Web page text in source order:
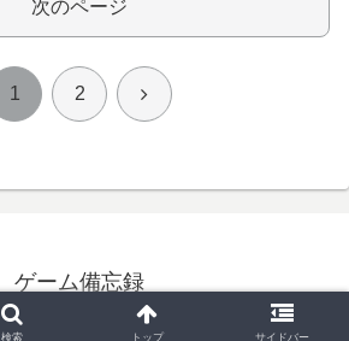
次のページ
1 2 次
ゲーム備忘録
© 2024 ゲーム備忘録.
検索 トップ サイドバー